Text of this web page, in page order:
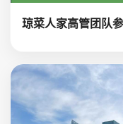
琼菜人家高管团队